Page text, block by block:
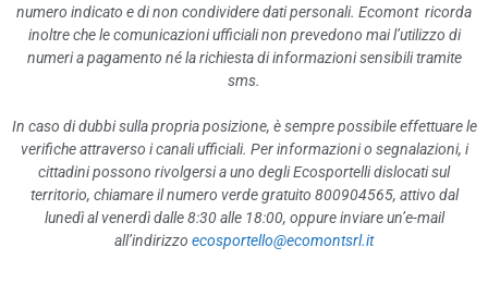
Tipologie di procedimento
Dichiarazioni sostitutive e acquisizione
Provvedimenti organi indirizzo politico
Provvedimenti dirigenti amministrativi
CONTROLLI SULLE IMPRESE
BANDI DI GARA E CONTRATTI
numero indicato e di non condividere dati personali. Ecomont ricorda
inoltre che le comunicazioni ufficiali non prevedono mai l’utilizzo di
numeri a pagamento né la richiesta di informazioni sensibili tramite
sms.
In caso di dubbi sulla propria posizione, è sempre possibile effettuare le
verifiche attraverso i canali ufficiali. Per informazioni o segnalazioni, i
cittadini possono rivolgersi a uno degli Ecosportelli dislocati sul
territorio, chiamare il numero verde gratuito 800904565, attivo dal
lunedì al venerdì dalle 8:30 alle 18:00, oppure inviare un’e-mail
all’indirizzo ecosportello@ecomontsrl.it